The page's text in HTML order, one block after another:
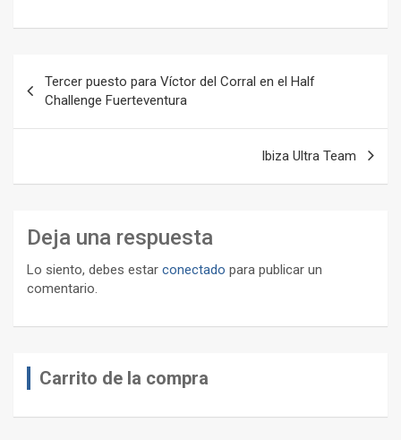
de
entradas
Tercer puesto para Víctor del Corral en el Half
Challenge Fuerteventura
Ibiza Ultra Team
Deja una respuesta
Lo siento, debes estar conectado para publicar un
comentario.
Carrito de la compra